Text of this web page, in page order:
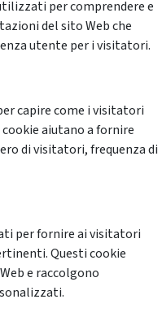
per comprendere e
del sito Web che
utente per i visitatori.
capire come i visitatori
aiutano a fornire
di visitatori, frequenza di
per fornire ai visitatori
Questi cookie
e raccolgono